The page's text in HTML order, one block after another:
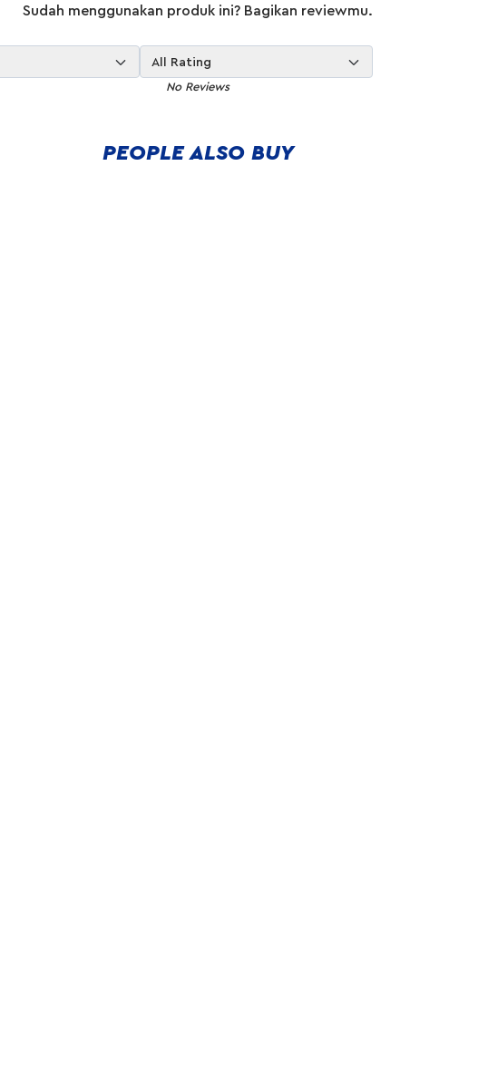
Sudah menggunakan produk ini? Bagikan reviewmu.
All Rating
No Reviews
PEOPLE ALSO BUY